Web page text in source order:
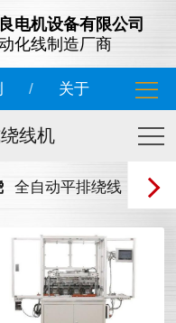
电机设备有限公司
化线制造厂商
/ 关于
线机
全自动平排绕线
全